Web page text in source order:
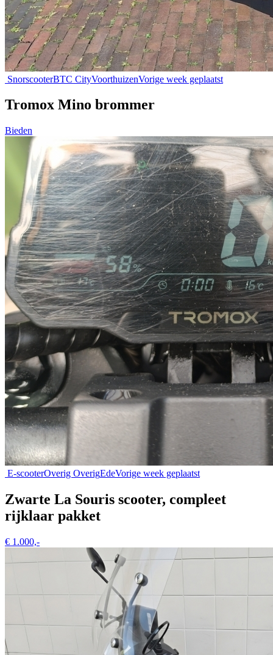
SnorscooterBTC CityVoorthuizenVorige week geplaatst
Tromox Mino brommer
Bieden
E-scooterOverig OverigEdeVorige week geplaatst
Zwarte La Souris scooter, compleet
rijklaar pakket
€ 1.000,-